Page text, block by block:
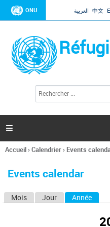
Jump
ONU العربية 中文
l
c
h
e

Vous
ici
Accueil›Calendrier› Events
Events calendar
Mois Jour Année